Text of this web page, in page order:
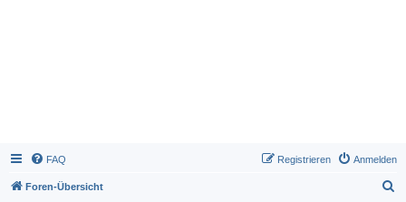
FAQ Anmelden
Registrieren
Foren-Übersicht